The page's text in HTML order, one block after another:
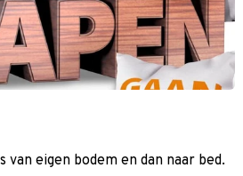
van eigen bodem en dan naar bed.